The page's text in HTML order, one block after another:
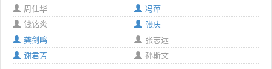
周仕华
冯萍
钱铭炎
张庆
龚剑鸣
张志远
谢君芳
孙斯文